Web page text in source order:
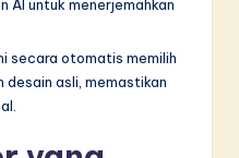
AI untuk menerjemahkan
secara otomatis memilih
desain asli, memastikan